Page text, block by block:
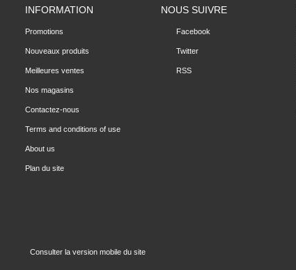
INFORMATION
Promotions
Nouveaux produits
Meilleures ventes
Nos magasins
Contactez-nous
Terms and conditions of use
About us
Plan du site
NOUS SUIVRE
Facebook
Twitter
RSS
Consulter la version mobile du site